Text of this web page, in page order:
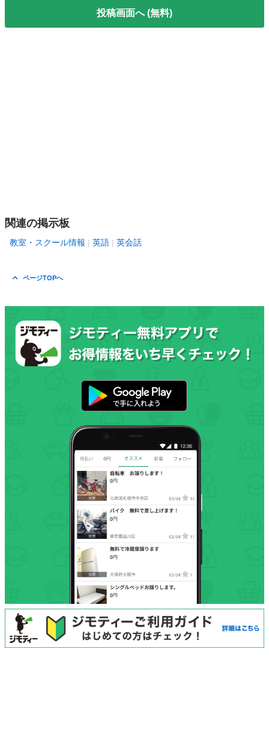
投稿画面へ (無料)
関連の掲示板
教室・スクール情報 英語 英会話
ページTOPへ